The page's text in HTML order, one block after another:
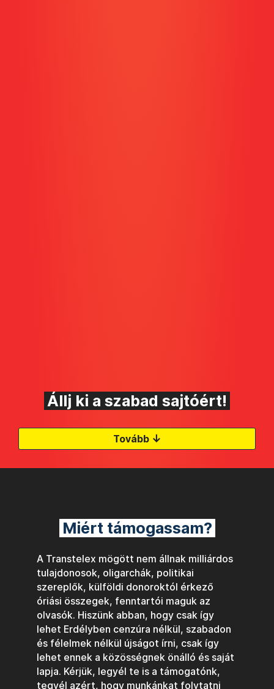
Állj ki a szabad sajtóért!
Tovább ↓
Miért támogassam?
A Transtelex mögött nem állnak milliárdos
tulajdonosok, oligarchák, politikai
szereplők, külföldi donoroktól érkező
óriási összegek, fenntartói maguk az
olvasók. Hiszünk abban, hogy csak így
lehet Erdélyben cenzúra nélkül, szabadon
és félelmek nélkül újságot írni, csak így
lehet ennek a közösségnek önálló és saját
lapja. Kérjük, legyél te is a támogatónk,
tegyél azért, hogy munkánkat folytatni